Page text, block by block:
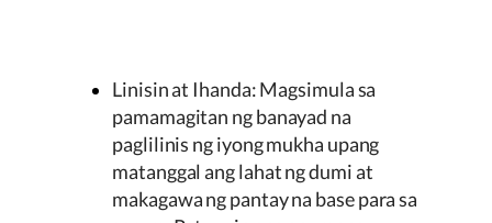
Linisin at Ihanda: Magsimula sa
pamamagitan ng banayad na
paglilinis ng iyong mukha upang
matanggal ang lahat ng dumi at
makagawa ng pantay na base para sa